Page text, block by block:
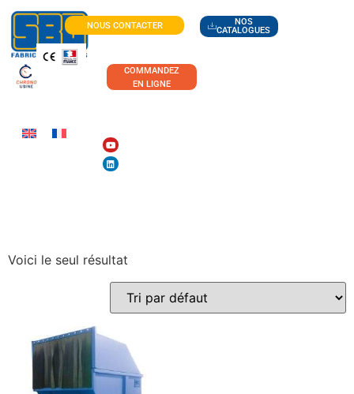
NOUS CONTACTER
NOS
CATALOGUES
COMMANDEZ
EN LIGNE
Voici le seul résultat